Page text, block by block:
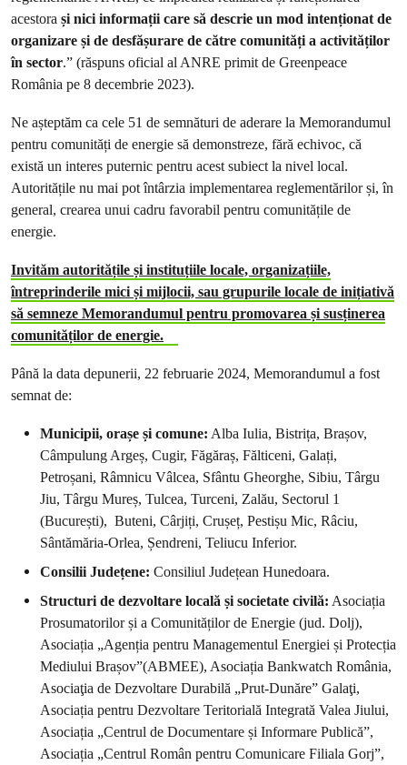
acestora și nici informații care să descrie un mod intenționat de
organizare și de desfășurare de către comunități a activităților
în sector.” (răspuns oficial al ANRE primit de Greenpeace
România pe 8 decembrie 2023).
Ne așteptăm ca cele 51 de semnături de aderare la Memorandumul
pentru comunități de energie să demonstreze, fără echivoc, că
există un interes puternic pentru acest subiect la nivel local.
Autoritățile nu mai pot întârzia implementarea reglementărilor și, în
general, crearea unui cadru favorabil pentru comunitățile de
energie.
Invităm autoritățile și instituțiile locale, organizațiile,
întreprinderile mici și mijlocii, sau grupurile locale de inițiativă
să semneze Memorandumul pentru promovarea și susținerea
comunităților de energie.
Până la data depunerii, 22 februarie 2024, Memorandumul a fost
semnat de:
Municipii, orașe și comune: Alba Iulia, Bistrița, Brașov,
Câmpulung Argeș, Cugir, Făgăraș, Fălticeni, Galați,
Petroșani, Râmnicu Vâlcea, Sfântu Gheorghe, Sibiu, Târgu
Jiu, Târgu Mureș, Tulcea, Turceni, Zalău, Sectorul 1
(București), Buteni, Cârjiți, Crușeț, Pestișu Mic, Râciu,
Sântămăria-Orlea, Șendreni, Teliucu Inferior.
Consilii Județene: Consiliul Județean Hunedoara.
Structuri de dezvoltare locală și societate civilă: Asociația
Prosumatorilor și a Comunităților de Energie (jud. Dolj),
Asociația „Agenția pentru Managementul Energiei și Protecția
Mediului Brașov”(ABMEE), Asociația Bankwatch România,
Asociaţia de Dezvoltare Durabilă „Prut-Dunăre” Galaţi,
Asociația pentru Dezvoltare Teritorială Integrată Valea Jiului,
Asociația „Centrul de Documentare și Informare Publică”,
Asociația „Centrul Român pentru Comunicare Filiala Gorj”,